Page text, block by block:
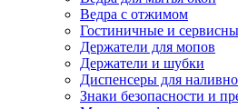
Ведра с отжимом
Гостиничные и
Держатели для мопов
Держатели и шубки
Диспенсеры для
Знаки безопасности и